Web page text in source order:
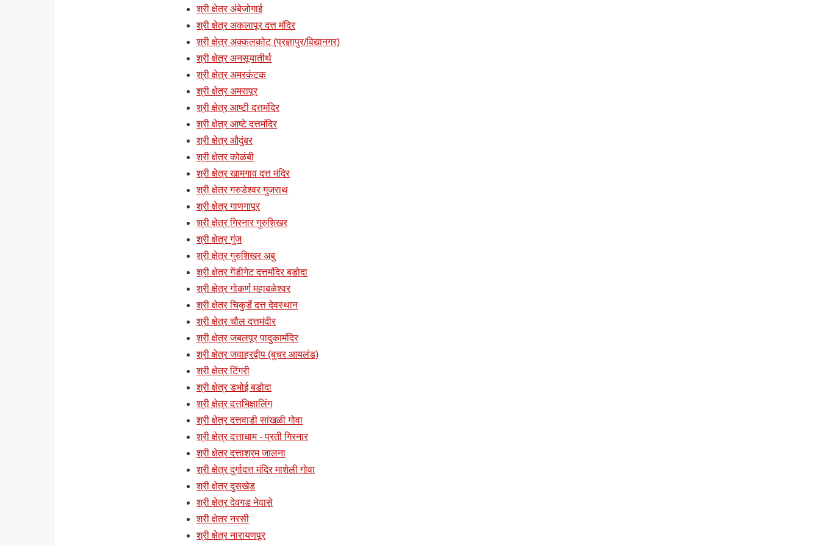
श्री क्षेत्र अंबेजोगाई
श्री क्षेत्र अकलापूर दत्त मंदिर
श्री क्षेत्र अक्कलकोट (प्रज्ञापुर/विद्यानगर)
श्री क्षेत्र अनसूयातीर्थ
श्री क्षेत्र अमरकंटक
श्री क्षेत्र अमरापूर
श्री क्षेत्र आष्टी दत्तमंदिर
श्री क्षेत्र आष्टे दत्तमंदिर
श्री क्षेत्र औदुंबर
श्री क्षेत्र कोळंबी
श्री क्षेत्र खामगाव दत्त मंदिर
श्री क्षेत्र गरुडेश्वर गुजराथ
श्री क्षेत्र गाणगापूर
श्री क्षेत्र गिरनार गुरुशिखर
श्री क्षेत्र गुंज
श्री क्षेत्र गुरुशिखर अबु
श्री क्षेत्र गेंडीगेट दत्तमंदिर बडोदा
श्री क्षेत्र गोकर्ण महाबळेश्वर
श्री क्षेत्र चिकुर्डे दत्त देवस्थान
श्री क्षेत्र चौल दत्तमंदीर
श्री क्षेत्र जबलपूर पादुकामंदिर
श्री क्षेत्र जवाहरद्वीप (बुचर आयलंड)
श्री क्षेत्र टिंगरी
श्री क्षेत्र डभोई बडोदा
श्री क्षेत्र दत्तभिक्षालिंग
श्री क्षेत्र दत्तवाडी सांखळी गोवा
श्री क्षेत्र दत्ताधाम - प्रती गिरनार
श्री क्षेत्र दत्ताश्रम जालना
श्री क्षेत्र दुर्गादत्त मंदिर माशेली गोवा
श्री क्षेत्र दुसखेड
श्री क्षेत्र देवगड नेवासे
श्री क्षेत्र नरसी
श्री क्षेत्र नारायणपूर